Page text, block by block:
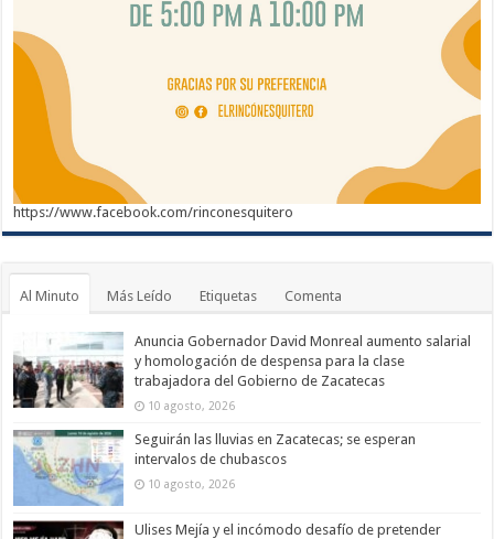
https://www.facebook.com/rinconesquitero
Al Minuto Más Leído Etiquetas Comenta
Anuncia Gobernador David Monreal aumento salarial
y homologación de despensa para la clase
trabajadora del Gobierno de Zacatecas
10 agosto, 2026
Seguirán las lluvias en Zacatecas; se esperan
intervalos de chubascos
10 agosto, 2026
Ulises Mejía y el incómodo desafío de pretender